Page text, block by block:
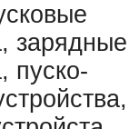
зарядные
пуско-